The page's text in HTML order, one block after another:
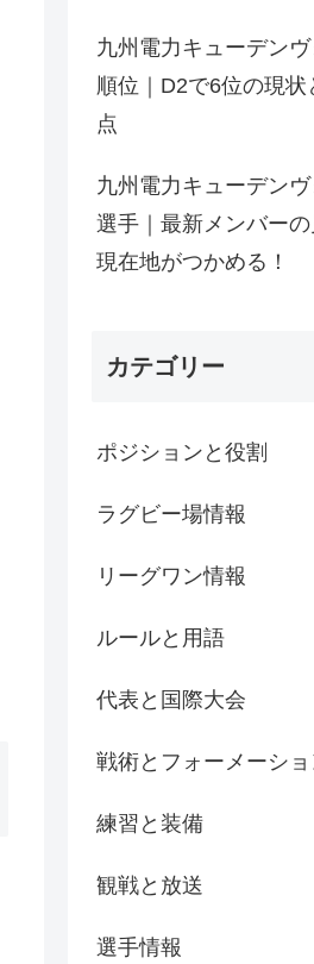
九州電力キューデン
順位｜D2で6位の現
点
九州電力キューデン
選手｜最新メンバー
現在地がつかめる！
カテゴリー
ポジションと役割
ラグビー場情報
リーグワン情報
ルールと用語
代表と国際大会
戦術とフォーメーショ
練習と装備
観戦と放送
選手情報